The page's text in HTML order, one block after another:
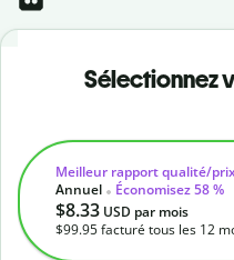
Sélectionnez
Meilleur rapport qualité/
Annuel
Économisez 58 %
$8.33 USD par mois
$99.95facturé tous les 12